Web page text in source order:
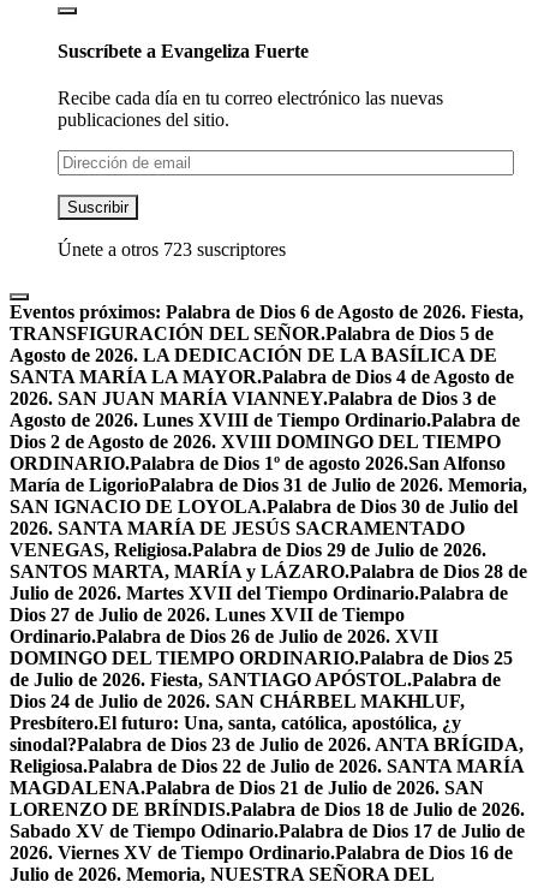
Suscríbete a Evangeliza Fuerte
Recibe cada día en tu correo electrónico las nuevas
publicaciones del sitio.
Dirección
de
email
Suscribir
Únete a otros 723 suscriptores
Eventos próximos: Palabra de Dios 6 de Agosto de 2026. Fiesta,
TRANSFIGURACIÓN DEL SEÑOR.Palabra de Dios 5 de
Agosto de 2026. LA DEDICACIÓN DE LA BASÍLICA DE
SANTA MARÍA LA MAYOR.Palabra de Dios 4 de Agosto de
2026. SAN JUAN MARÍA VIANNEY.Palabra de Dios 3 de
Agosto de 2026. Lunes XVIII de Tiempo Ordinario.Palabra de
Dios 2 de Agosto de 2026. XVIII DOMINGO DEL TIEMPO
ORDINARIO.Palabra de Dios 1º de agosto 2026.San Alfonso
María de LigorioPalabra de Dios 31 de Julio de 2026. Memoria,
SAN IGNACIO DE LOYOLA.Palabra de Dios 30 de Julio del
2026. SANTA MARÍA DE JESÚS SACRAMENTADO
VENEGAS, Religiosa.Palabra de Dios 29 de Julio de 2026.
SANTOS MARTA, MARÍA y LÁZARO.Palabra de Dios 28 de
Julio de 2026. Martes XVII del Tiempo Ordinario.Palabra de
Dios 27 de Julio de 2026. Lunes XVII de Tiempo
Ordinario.Palabra de Dios 26 de Julio de 2026. XVII
DOMINGO DEL TIEMPO ORDINARIO.Palabra de Dios 25
de Julio de 2026. Fiesta, SANTIAGO APÓSTOL.Palabra de
Dios 24 de Julio de 2026. SAN CHÁRBEL MAKHLUF,
Presbítero.El futuro: Una, santa, católica, apostólica, ¿y
sinodal?Palabra de Dios 23 de Julio de 2026. ANTA BRÍGIDA,
Religiosa.Palabra de Dios 22 de Julio de 2026. SANTA MARÍA
MAGDALENA.Palabra de Dios 21 de Julio de 2026. SAN
LORENZO DE BRÍNDIS.Palabra de Dios 18 de Julio de 2026.
Sabado XV de Tiempo Odinario.Palabra de Dios 17 de Julio de
2026. Viernes XV de Tiempo Ordinario.Palabra de Dios 16 de
Julio de 2026. Memoria, NUESTRA SEÑORA DEL